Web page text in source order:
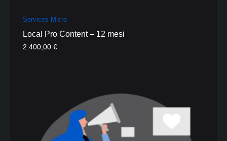
Services Micro
Local Pro Content – 12 mesi
2.400,00 €